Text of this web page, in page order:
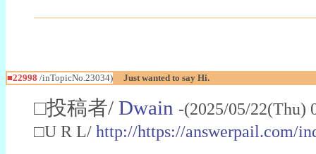
■22998 /inTopicNo.23034) Just wanted to say Hi.
□投稿者/ Dwain -(2025/05/
□U R L/ http://https://answerpail.com/